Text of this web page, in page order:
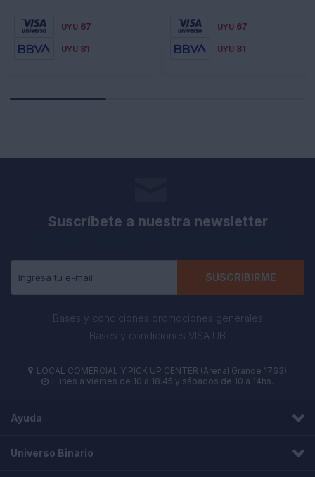
UYU 67
UYU 81
UYU 67
UYU 81
Suscríbete a nuestra newsletter
SUSCRIBIRME
Bases y condiciones promociones generales
Bases y condiciones VISA UB
 LOCAL COMERCIAL Y PICK UP CENTER (Arenal Grande 1763)
 Lunes a viernes de 10 a 18.45 y sábados de 10 a 14hs.
Ayuda
Universo Binario